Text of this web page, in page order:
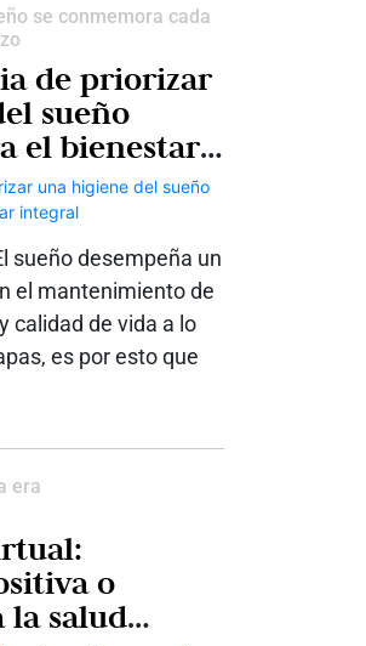
se conmemora cada
de priorizar
sueño
el bienestar
sueño desempeña un
el mantenimiento de
calidad de vida a lo
es por esto que
era
o
la salud